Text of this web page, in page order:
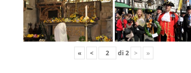
« < di 2 > »